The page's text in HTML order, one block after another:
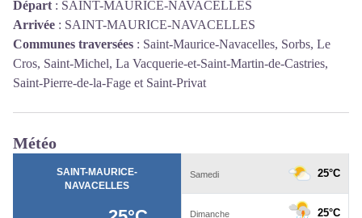
Départ : SAINT-MAURICE-NAVACELLES
Arrivée : SAINT-MAURICE-NAVACELLES
Communes traversées : Saint-Maurice-Navacelles, Sorbs, Le
Cros, Saint-Michel, La Vacquerie-et-Saint-Martin-de-Castries,
Saint-Pierre-de-la-Fage et Saint-Privat
Météo